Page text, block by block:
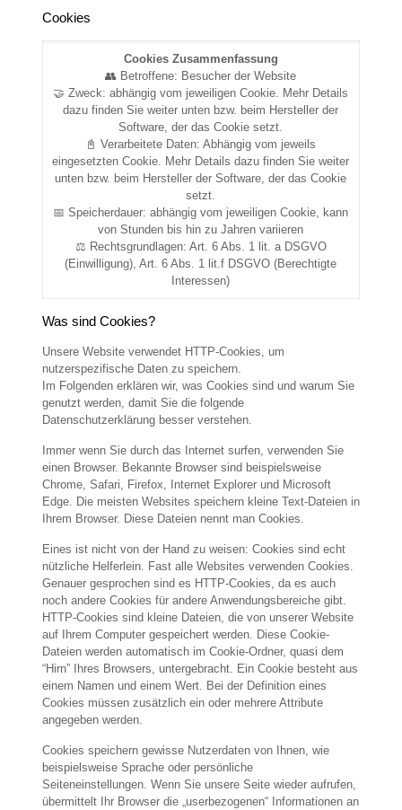
Cookies
Cookies Zusammenfassung
👥 Betroffene: Besucher der Website
🤝 Zweck: abhängig vom jeweiligen Cookie. Mehr Details
dazu finden Sie weiter unten bzw. beim Hersteller der
Software, der das Cookie setzt.
📓 Verarbeitete Daten: Abhängig vom jeweils
eingesetzten Cookie. Mehr Details dazu finden Sie weiter
unten bzw. beim Hersteller der Software, der das Cookie
setzt.
📅 Speicherdauer: abhängig vom jeweiligen Cookie, kann
von Stunden bis hin zu Jahren variieren
⚖️ Rechtsgrundlagen: Art. 6 Abs. 1 lit. a DSGVO
(Einwilligung), Art. 6 Abs. 1 lit.f DSGVO (Berechtigte
Interessen)
Was sind Cookies?
Unsere Website verwendet HTTP-Cookies, um
nutzerspezifische Daten zu speichern.
Im Folgenden erklären wir, was Cookies sind und warum Sie
genutzt werden, damit Sie die folgende
Datenschutzerklärung besser verstehen.
Immer wenn Sie durch das Internet surfen, verwenden Sie
einen Browser. Bekannte Browser sind beispielsweise
Chrome, Safari, Firefox, Internet Explorer und Microsoft
Edge. Die meisten Websites speichern kleine Text-Dateien in
Ihrem Browser. Diese Dateien nennt man Cookies.
Eines ist nicht von der Hand zu weisen: Cookies sind echt
nützliche Helferlein. Fast alle Websites verwenden Cookies.
Genauer gesprochen sind es HTTP-Cookies, da es auch
noch andere Cookies für andere Anwendungsbereiche gibt.
HTTP-Cookies sind kleine Dateien, die von unserer Website
auf Ihrem Computer gespeichert werden. Diese Cookie-
Dateien werden automatisch im Cookie-Ordner, quasi dem
“Hirn” Ihres Browsers, untergebracht. Ein Cookie besteht aus
einem Namen und einem Wert. Bei der Definition eines
Cookies müssen zusätzlich ein oder mehrere Attribute
angegeben werden.
Cookies speichern gewisse Nutzerdaten von Ihnen, wie
beispielsweise Sprache oder persönliche
Seiteneinstellungen. Wenn Sie unsere Seite wieder aufrufen,
übermittelt Ihr Browser die „userbezogenen“ Informationen an